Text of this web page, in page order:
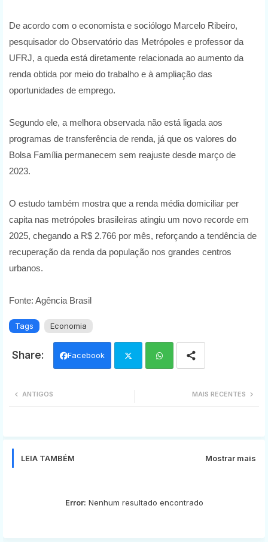
De acordo com o economista e sociólogo Marcelo Ribeiro,
pesquisador do Observatório das Metrópoles e professor da
UFRJ, a queda está diretamente relacionada ao aumento da
renda obtida por meio do trabalho e à ampliação das
oportunidades de emprego.
Segundo ele, a melhora observada não está ligada aos
programas de transferência de renda, já que os valores do
Bolsa Família permanecem sem reajuste desde março de
2023.
O estudo também mostra que a renda média domiciliar per
capita nas metrópoles brasileiras atingiu um novo recorde em
2025, chegando a R$ 2.766 por mês, reforçando a tendência de
recuperação da renda da população nos grandes centros
urbanos.
Fonte: Agência Brasil
Tags Economia
Facebook
MAIS RECENTES
ANTIGOS
LEIA TAMBÉM Mostrar mais
Error: Nenhum resultado encontrado